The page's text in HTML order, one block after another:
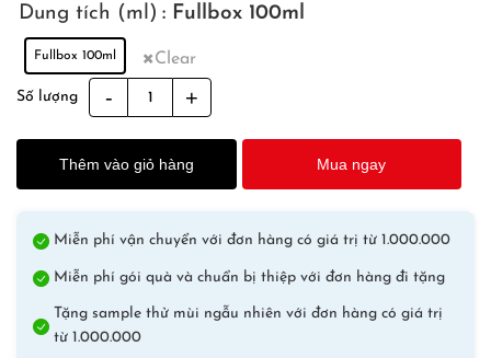
Dung tích (ml) : Fullbox 100ml
Fullbox 100ml Clear
Số lượng
In
Paradise
Extrait
quantity
Thêm vào giỏ hàng Mua ngay
Miễn phí vận chuyển với đơn hàng có giá trị từ 1.000.000
Miễn phí gói quà và chuẩn bị thiệp với đơn hàng đi tặng
Tặng sample thử mùi ngẫu nhiên với đơn hàng có giá trị
từ 1.000.000